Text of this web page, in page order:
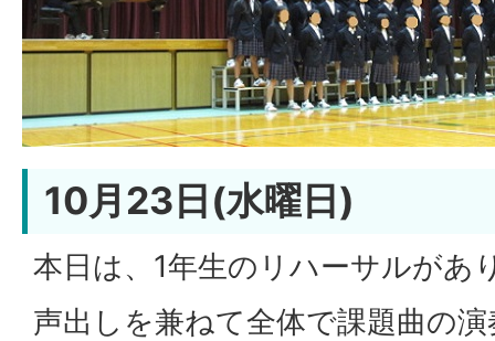
10月23日(水曜日)
本日は、1年生のリハーサルがあ
声出しを兼ねて全体で課題曲の